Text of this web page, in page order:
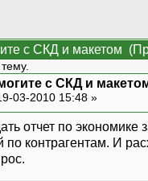
с СКД и макетом
с СКД и
03-2010 15:48 »
отчет по
по контрагентам. И